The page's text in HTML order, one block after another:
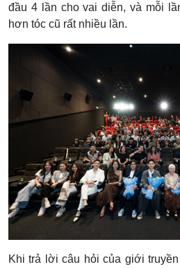
đầu 4 lần cho vai diễn, và mỗi
hơn tóc cũ rất nhiều lần.
Khi trả lời câu hỏi của giới